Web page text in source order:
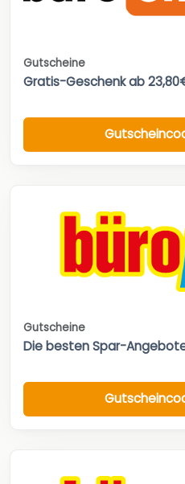
Gutscheine
Gratis-Geschenk ab
Gutscheine
Die besten Spar-